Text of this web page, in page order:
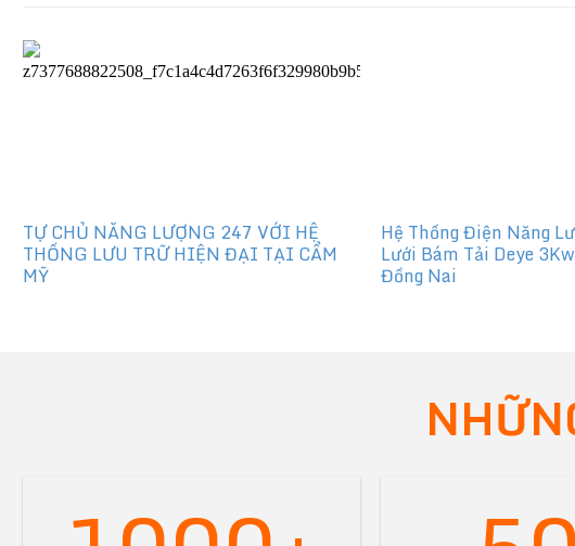
TỰ CHỦ NĂNG LƯỢNG 247 VỚI HỆ
THỐNG LƯU TRỮ HIỆN ĐẠI TẠI CẨM
MỸ
Hệ Thống Điện Năng
Lưới Bám Tải Deye
Đồng Nai